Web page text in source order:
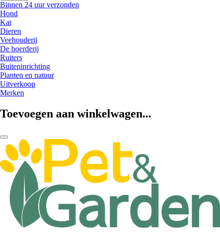
Binnen 24 uur verzonden
Hond
Kat
Dieren
Veehouderij
De boerderij
Ruiters
Buiteninrichting
Planten en natuur
Uitverkoop
Merken
Toevoegen aan winkelwagen...